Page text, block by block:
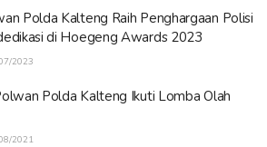
Polda Kalteng Raih Penghargaan Polisi
di Hoegeng Awards 2023
2023
Polda Kalteng Ikuti Lomba Olah
2021